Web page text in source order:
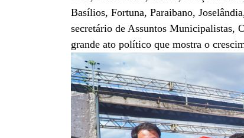
Basílios, Fortuna, Paraibano,
secretário de Assuntos Municipalistas,
grande ato político que mostra o